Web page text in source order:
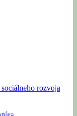
rozvoja